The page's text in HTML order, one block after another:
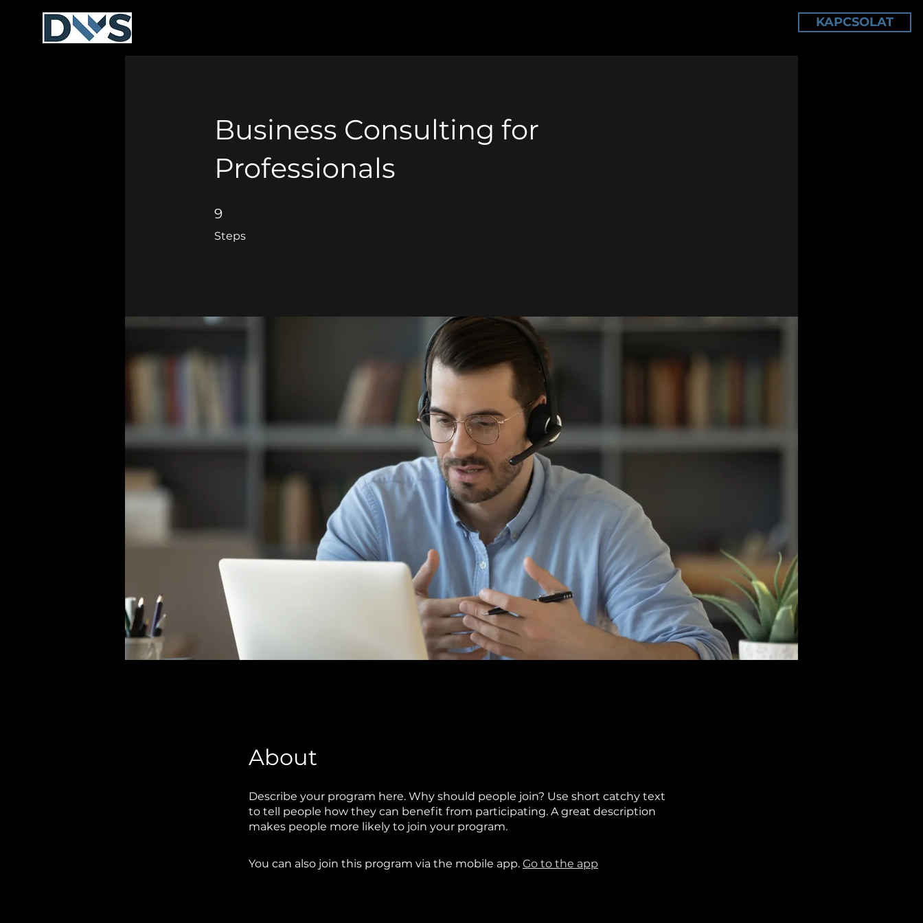
KAPCSOLAT
Business Consulting for
Professionals
9
Steps
9 Steps
About
Describe your program here. Why should people join? Use short catchy text
to tell people how they can benefit from participating. A great description
makes people more likely to join your program.
You can also join this program via the mobile app. Go to the app